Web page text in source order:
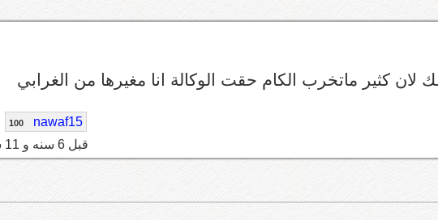
كثير ماتخرب الكام حقت الوكالة انا مغيرها من الغرابي
nawaf15
100
قبل 6 سنه و 11 شهر